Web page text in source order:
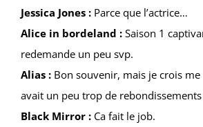
Jessica Jones :Parce que l’actrice…
Alice in bordeland :Saison 1
redemande un peu svp.
Alias :Bon souvenir, mais je crois me
avait un peu trop de
Black Mirror :Ca fait le job.